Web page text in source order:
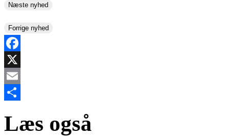
Næste nyhed
Forrige nyhed
Facebook
X
Email
Læs også